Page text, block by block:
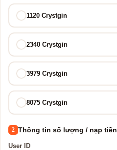
1120 Crystgin
2340 Crystgin
3979 Crystgin
8075 Crystgin
2 Thông tin số lượng / nạp tiền
User ID